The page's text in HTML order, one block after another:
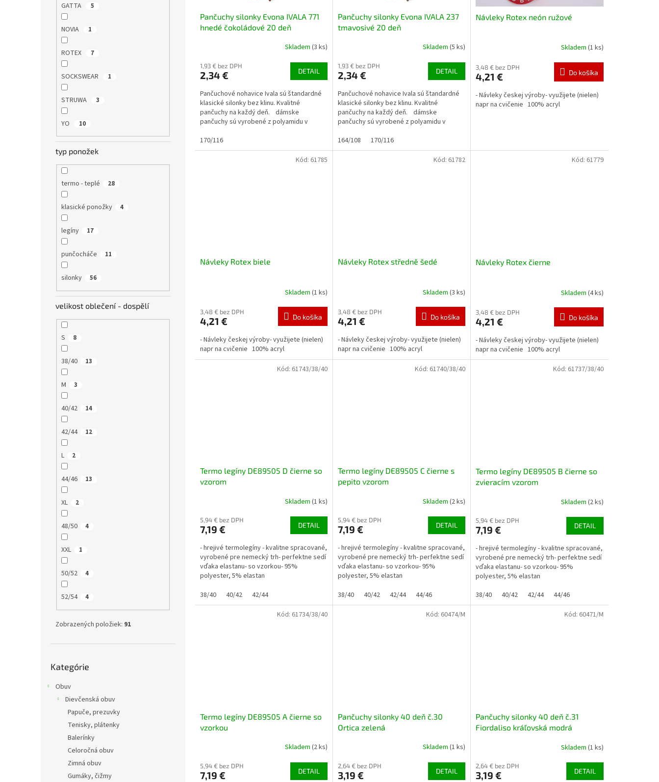
GATTA 5
NOVIA 1
ROTEX 7
SOCKSWEAR 1
STRUWA 3
YO 10
typ ponožek
termo - teplé 28
klasické ponožky 4
legíny 17
punčocháče 11
silonky 56
velikost oblečení - dospělí
S 8
38/40 13
M 3
40/42 14
42/44 12
L 2
44/46 13
XL 2
48/50 4
XXL 1
50/52 4
52/54 4
Zobrazených položiek: 91
kategórie
Kategórie
Obuv
Dievčenská obuv
Papuče, prezuvky
Tenisky, plátenky
Balerínky
Celoročná obuv
Zimná obuv
Gumáky, čižmy
Pančuchy silonky Evona IVALA 771
hnedé čokoládové 20 deň
Skladem (3 ks)
1,93 € bez DPH
2,34 € DETAIL
Pančuchové nohavice Ivala sú štandardné
klasické silonky bez klinu. Kvalitné
pančuchy na každý deň. dámske
pančuchy sú vyrobené z polyamidu v
170/116
Pančuchy silonky Evona IVALA 237
tmavosivé 20 deň
Skladem (5 ks)
1,93 € bez DPH
2,34 € DETAIL
Pančuchové nohavice Ivala sú štandardné
klasické silonky bez klinu. Kvalitné
pančuchy na každý deň. dámske
pančuchy sú vyrobené z polyamidu v
164/108
170/116
Návleky Rotex neón ružové
Skladem (1 ks)
3,48 € bez DPH
4,21 € Do košíka
- Návleky českej výroby- využijete (nielen)
napr na cvičenie 100% acryl
Návleky Rotex biele
Skladem (1 ks)
3,48 € bez DPH
4,21 € Do košíka
- Návleky českej výroby- využijete (nielen)
napr na cvičenie 100% acryl
Kód: 61785
Návleky Rotex středně šedé
Skladem (3 ks)
3,48 € bez DPH
4,21 € Do košíka
- Návleky českej výroby- využijete (nielen)
napr na cvičenie 100% acryl
Kód: 61782
Návleky Rotex čierne
Skladem (4 ks)
3,48 € bez DPH
4,21 € Do košíka
- Návleky českej výroby- využijete (nielen)
napr na cvičenie 100% acryl
Kód: 61779
Termo legíny DE89505 D čierne so
vzorom
Skladem (1 ks)
5,94 € bez DPH
7,19 € DETAIL
- hrejivé termolegíny - kvalitne spracované,
vyrobené pre nemecký trh- perfektne sedí
vďaka elastanu- so vzorkou- 95%
polyester, 5% elastan
38/40
40/42 42/44
Kód: 61743/38/40
Termo legíny DE89505 C čierne s
pepito vzorom
Skladem (2 ks)
5,94 € bez DPH
7,19 € DETAIL
- hrejivé termolegíny - kvalitne spracované,
vyrobené pre nemecký trh- perfektne sedí
vďaka elastanu- so vzorkou- 95%
polyester, 5% elastan
38/40
40/42 42/44 44/46
Kód: 61740/38/40
Termo legíny DE89505 B čierne so
zvieracím vzorom
Skladem (2 ks)
5,94 € bez DPH
7,19 € DETAIL
- hrejivé termolegíny - kvalitne spracované,
vyrobené pre nemecký trh- perfektne sedí
vďaka elastanu- so vzorkou- 95%
polyester, 5% elastan
38/40
40/42 42/44 44/46
Kód: 61737/38/40
Termo legíny DE89505 A čierne so
vzorkou
Skladem (2 ks)
5,94 € bez DPH
7,19 € DETAIL
Kód: 61734/38/40
Pančuchy silonky 40 deň č.30
Ortica zelená
Skladem (1 ks)
2,64 € bez DPH
3,19 € DETAIL
Kód: 60474/M
Pančuchy silonky 40 deň č.31
Fiordaliso kráľovská modrá
Skladem (1 ks)
2,64 € bez DPH
3,19 € DETAIL
Kód: 60471/M